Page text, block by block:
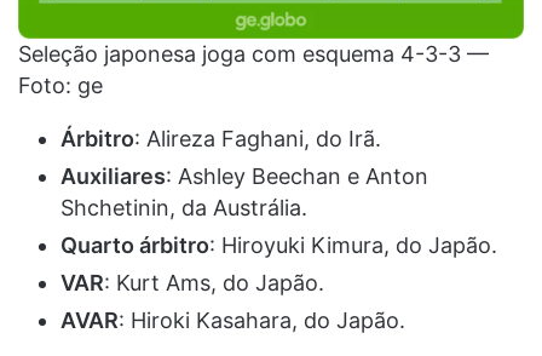
Seleção japonesa joga com esquema 4-3-3 —
Foto: ge
Árbitro: Alireza Faghani, do Irã.
Auxiliares: Ashley Beechan e Anton
Shchetinin, da Austrália.
Quarto árbitro: Hiroyuki Kimura, do Japão.
VAR: Kurt Ams, do Japão.
AVAR: Hiroki Kasahara, do Japão.